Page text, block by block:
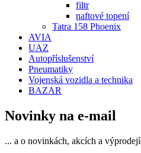
filtr
naftové topení
Tatra 158 Phoenix
AVIA
UAZ
Autopříslušenství
Pneumatiky
Vojenská vozidla a technika
BAZAR
Novinky na e-mail
... a o novinkách, akcích a